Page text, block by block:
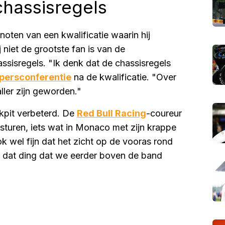
van een kwalificatie waarin hij
de grootste fan is van de
"Ik denk dat de chassisregels
na de kwalificatie. "Over
zijn geworden."
verbeterd. De Red Bull Racing-coureur
iets wat in Monaco met zijn krappe
wel fijn dat het zicht op de vooras rond
ding dat we eerder boven de band